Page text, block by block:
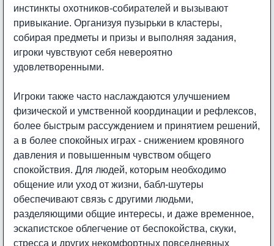
инстинкты охотников-собирателей и вызывают
привыкание. Организуя пузырьки в кластеры,
собирая предметы и призы и выполняя задания,
игроки чувствуют себя невероятно
удовлетворенными.
Игроки также часто наслаждаются улучшением
физической и умственной координации и рефлексов,
более быстрым рассуждением и принятием решений,
а в более спокойных играх - снижением кровяного
давления и повышенным чувством общего
спокойствия. Для людей, которым необходимо
общение или уход от жизни, бабл-шутеры
обеспечивают связь с другими людьми,
разделяющими общие интересы, и даже временное,
эскапистское облегчение от беспокойства, скуки,
стресса и других некомфортных повседневных